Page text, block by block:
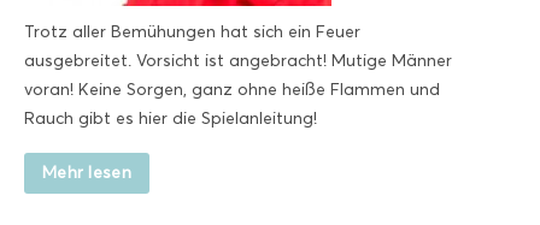
Trotz aller Bemühungen hat sich ein Feuer
ausgebreitet. Vorsicht ist angebracht! Mutige Männer
voran! Keine Sorgen, ganz ohne heiße Flammen und
Rauch gibt es hier die Spielanleitung!
Mehr lesen